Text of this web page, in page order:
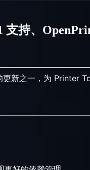
支持、
新之一，为 Printer